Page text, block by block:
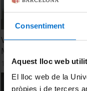
Consentiment
Aquest lloc web
El lloc web de la
pròpies i de tercers
Visita comentada de
Mediacions"
13 December, 2017